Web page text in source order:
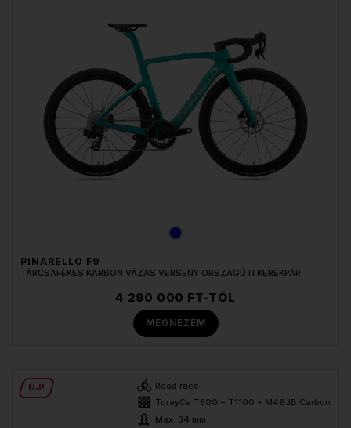
PINARELLO F9
TÁRCSAFÉKES KARBON VÁZAS VERSENY ORSZÁGÚTI KERÉKPÁR
4 290 000 FT-TÓL
MEGNÉZEM
ÚJ!
Road race
TorayCa T800 + T1100 + M46JB Carbon
Max. 34 mm